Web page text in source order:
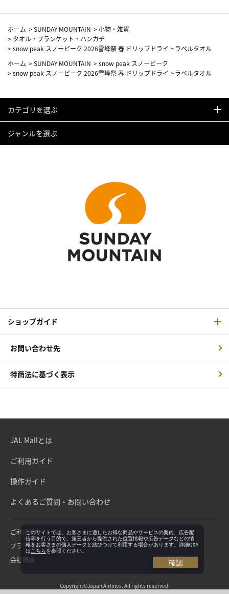
ホーム >SUNDAY MOUNTAIN >小物・雑貨
> タオル・ブランケット・ハンカチ
>snow peak スノーピーク 2026雪峰祭 春 ドリップドライトラベルタオル
ホーム >SUNDAY MOUNTAIN >snow peak スノーピーク
>snow peak スノーピーク 2026雪峰祭 春 ドリップドライトラベルタオル
カテゴリを選ぶ
ジャンルを選ぶ
ショップガイド
お問い合わせ先
特商法に基づく表示
JAL Mallとは
ご利用ガイド
操作ガイド
よくあるご質問・お問い合わせ
ご利用規約
プライバシーポリシー
会社概要
Copyright©Japan Airlines. All rights reserved.
このサイトでは、お客さまに適したお得な商品やサービスの案内、広告配
信等を行う目的で、第三者から提供された位置情報や広告データなどの情
報をお客さまの個人データと結びつけて利用する場合があります。詳細Q&A
は こちらを参照ください。
確認